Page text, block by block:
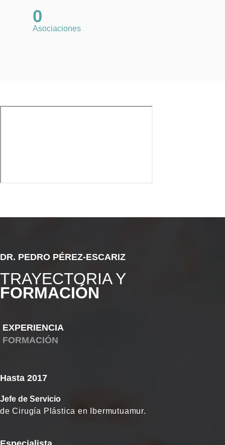
0
Asociaciones
DR. PEDRO PÉREZ-ESCARIZ
TRAYECTORIA Y
FORMACIÓN
EXPERIENCIA
FORMACIÓN
Hasta 2017
Jefe de Servicio
de Cirugía Plástica en Ibermutuamur.